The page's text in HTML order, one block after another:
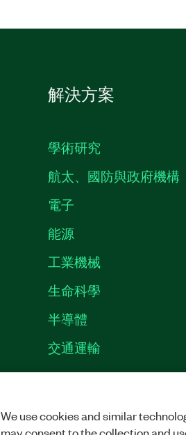
解決方案
學術研究
航太、國防與政府機構
電子
能源
工業機械
生命科學
半導體
交通運輸
We use cookies and similar